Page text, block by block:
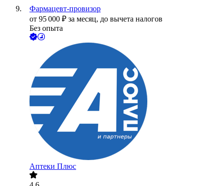
Фармацевт-провизор
от 95 000 ₽ за месяц, до вычета налогов
Без опыта
Аптеки Плюс